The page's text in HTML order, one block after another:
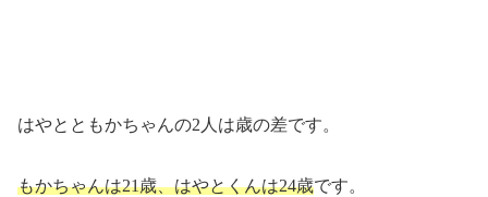
はやとともかちゃんの2人は歳の差です。
もかちゃんは21歳、はやとくんは24歳です。